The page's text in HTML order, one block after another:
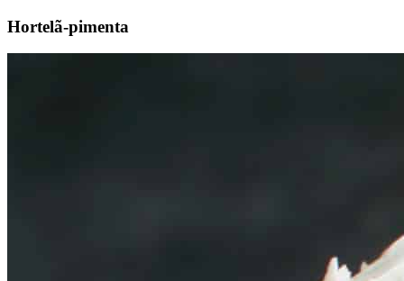
Hortelã-pimenta